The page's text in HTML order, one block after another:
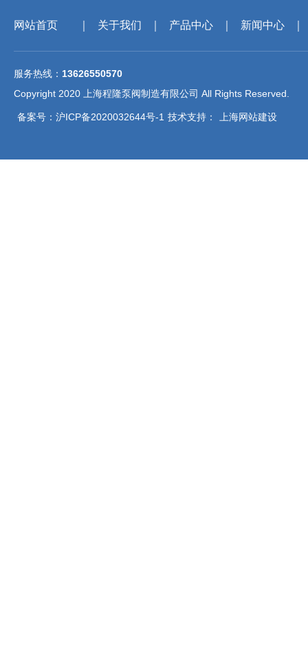
网站首页 关于我们 产品中心 新闻中心
服务热线： 13626550570
Copyright 2020 上海程隆泵阀制造有限公司 All Rights Reserved.
备案号：沪ICP备2020032644号-1 技术支持： 上海网站建设